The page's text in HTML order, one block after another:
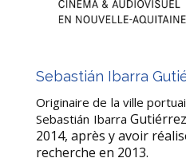
Sebastián Ibarra
Originaire de la ville
Sebastián Ibarra
2014, après y avoir
recherche en 2013.